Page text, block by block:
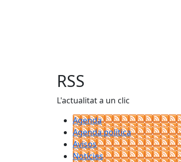
RSS
L'actualitat a un clic
Agenda
Agenda política
Avisos
Notícies